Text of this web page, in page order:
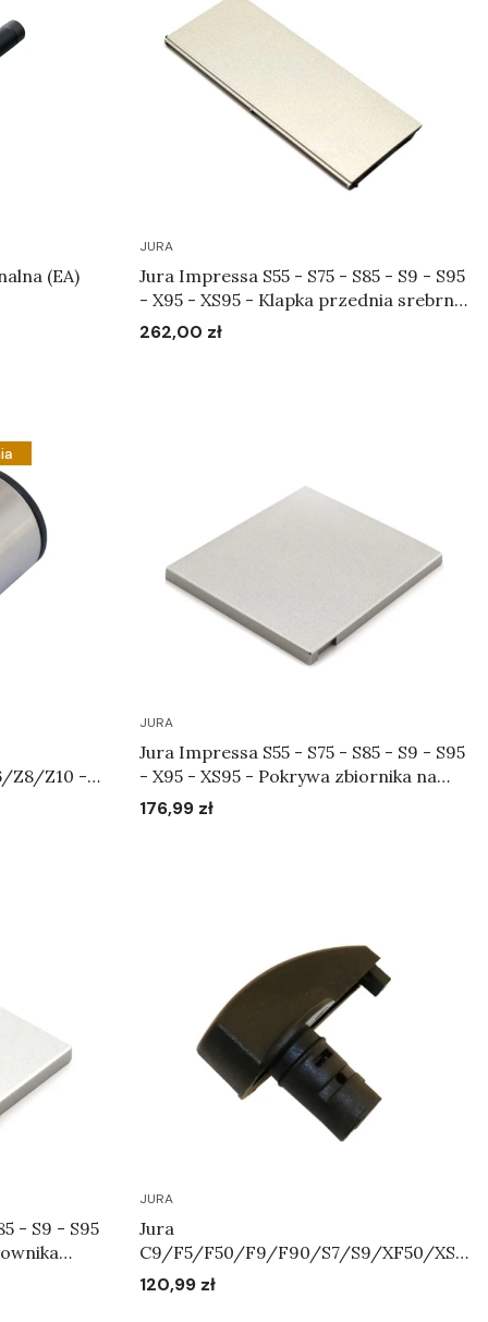
(EA)
JURA
Jura Impressa S55 - S75 - S85 - S9 - S95
- X95 - XS95 - Klapka przednia srebrna
Art.65330
Cena
262,00 zł
Z8/Z10 -
JURA
Jura Impressa S55 - S75 - S85 - S9 - S95
- X95 - XS95 - Pokrywa zbiornika na
ziarna kawy srebrna Art.64998
Cena
176,99 zł
- S9 - S95
JURA
Jura
C9/F5/F50/F9/F90/S7/S9/XF50/XS9
/XS90/XS95 - Przełącznik wyboru
dyszy cappuccino Art.63604
Cena
120,99 zł